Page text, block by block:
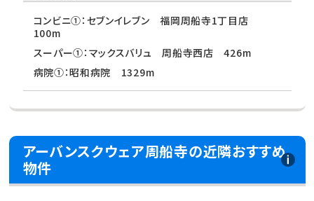
コンビニ①：セブンイレブン 福岡周船寺1丁目店
100m
スーパー①：マックスバリュ 周船寺西店 426m
病院①：昭和病院 1329m
アーバンスクウェア周船寺の近隣おすすめ
物件